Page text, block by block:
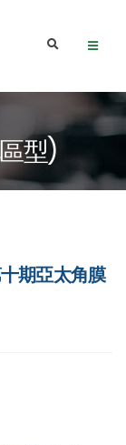
型)
期亞太角膜